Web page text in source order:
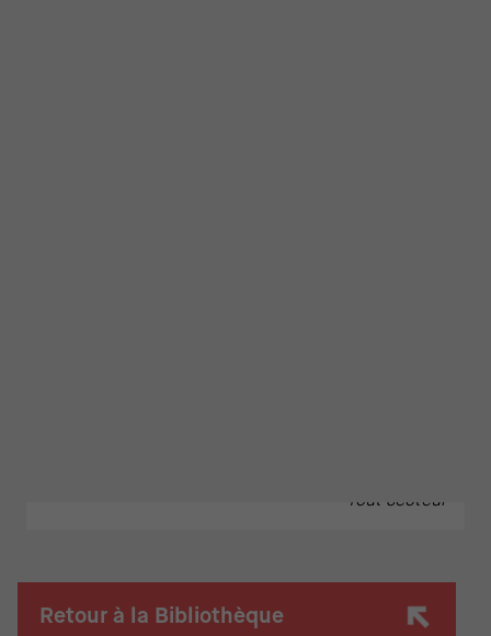
Tout secteur
Retour à la Bibliothèque